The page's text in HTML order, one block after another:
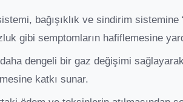
bağışıklık ve sindirim sistemine
gibi semptomların hafiflemesine
dengeli bir gaz değişimi sağlayarak
katkı sunar.